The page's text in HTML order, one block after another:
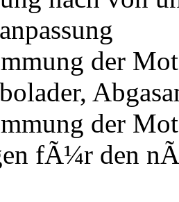
der
der
fÃ¼r den